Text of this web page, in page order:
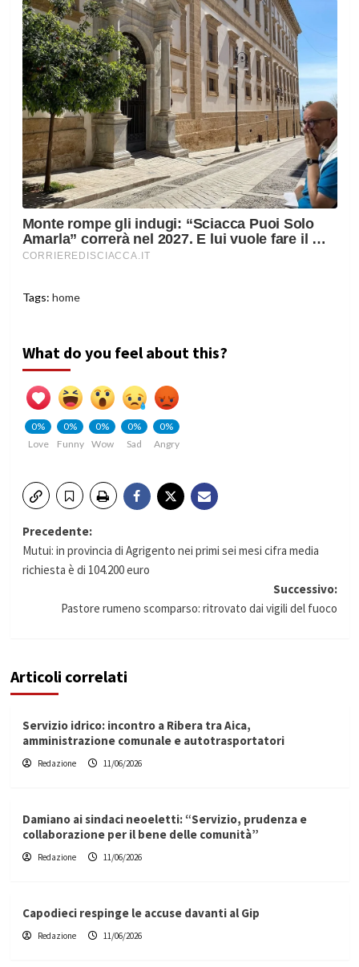
Tags: home
What do you feel about this?
0%
Love
0%
Funny
0%
Wow
0%
Sad
0%
Angry
Navigazione
articolo
Precedente:
Mutui: in provincia di Agrigento nei primi sei mesi cifra media
richiesta è di 104.200 euro
Successivo:
Pastore rumeno scomparso: ritrovato dai vigili del fuoco
Articoli correlati
Servizio idrico: incontro a Ribera tra Aica,
amministrazione comunale e autotrasportatori
Redazione 11/06/2026
Damiano ai sindaci neoeletti: “Servizio, prudenza e
collaborazione per il bene delle comunità”
Redazione 11/06/2026
Capodieci respinge le accuse davanti al Gip
Redazione 11/06/2026